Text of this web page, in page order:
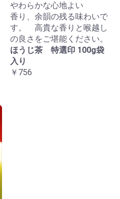
やわらかな心地よい
香り、余韻の残る味わいで
す。 高貴な香りと喉越し
の良さをご堪能ください。
ほうじ茶 特選印 100g袋
入り
￥756